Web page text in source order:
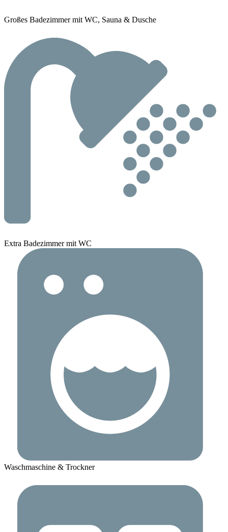
Großes Badezimmer mit WC, Sauna & Dusche
Extra Badezimmer mit WC
Waschmaschine & Trockner